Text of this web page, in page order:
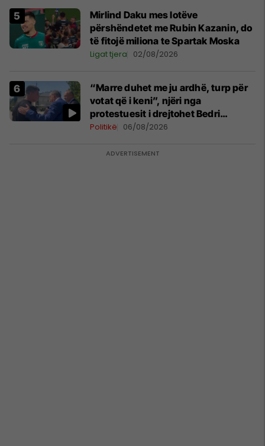
Mirlind Daku mes lotëve
përshëndetet me Rubin Kazanin, do
të fitojë miliona te Spartak Moska
Ligat tjera 02/08/2026
“Marre duhet me ju ardhë, turp për
votat që i keni”, njëri nga
protestuesit i drejtohet Bedri
Hamzës
Politikë 06/08/2026